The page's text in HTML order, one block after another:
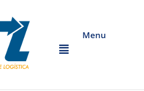
Menu